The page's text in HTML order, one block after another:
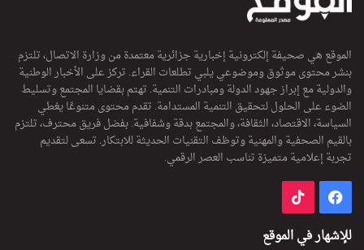
الموقع هي صحيفة إلكترونية إخبارية جزائرية معتمدة من وزارة الاتصال، تلتزم
بنشر محتوى موثوق وموضوعي يلبي تطلعات القراء. تركز على الأخبار الوطنية
والدولية مع إبراز جهود الدولة ومبادرات التنمية. تهتم بقضايا المجتمع وتسليط
الضوء على الحلول لتحقيق التنمية المستدامة. تقدم محتوى متنوعًا يغطي
السياسة، الاقتصاد، الثقافة، والمجتمع بدقة وشفافية. بفضل فريق محترف، تلتزم
بالقيم الصحفية والمهنية وتوظف التقنيات الحديثة للابتكار. تسعى لتقديم
تجربة إعلامية متميزة تناسب العصر الرقمي.
فيسبوك
للإشهار في الموقع